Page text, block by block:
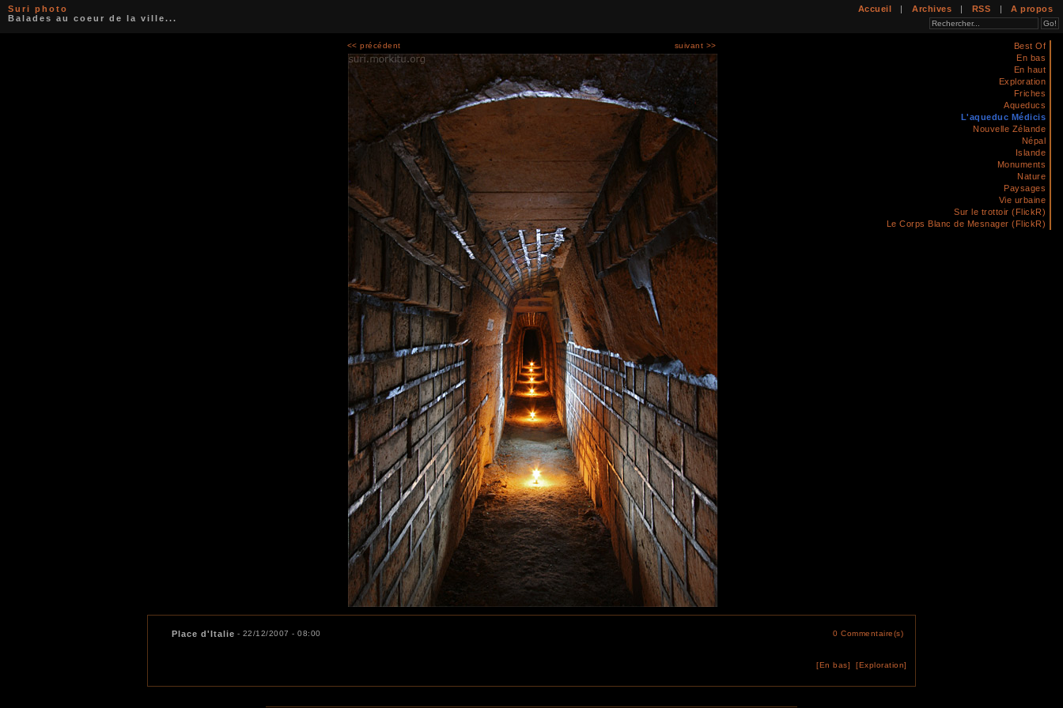
Suri photo
Balades au coeur de la ville...
Accueil | Archives | RSS | A propos
Best Of
En bas
En haut
Exploration
Friches
Aqueducs
L'aqueduc Médicis
Nouvelle Zélande
Népal
Islande
Monuments
Nature
Paysages
Vie urbaine
Sur le trottoir (FlickR)
Le Corps Blanc de Mesnager (FlickR)
<< précédent suivant >>
0 Commentaire(s)
Place d'Italie - 22/12/2007 - 08:00
[En bas] [Exploration]